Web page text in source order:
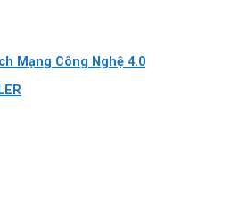
Mạng Công Nghệ 4.0